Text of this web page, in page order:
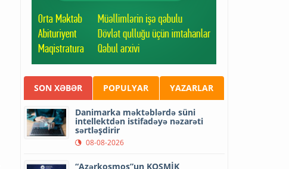
SON XƏBƏR POPULYAR YAZARLAR
Danimarka məktəblərdə süni
intellektdən istifadəyə nəzarəti
sərtləşdirir
08-08-2026
“Azərkosmos”un KOSMİK